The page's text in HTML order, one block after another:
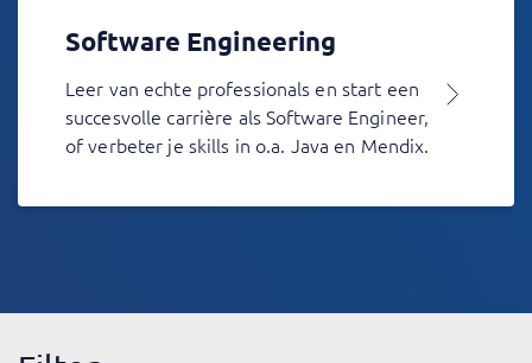
Software Engineering
Leer van echte professionals en start een
succesvolle carrière als Software Engineer,
of verbeter je skills in o.a. Java en Mendix.